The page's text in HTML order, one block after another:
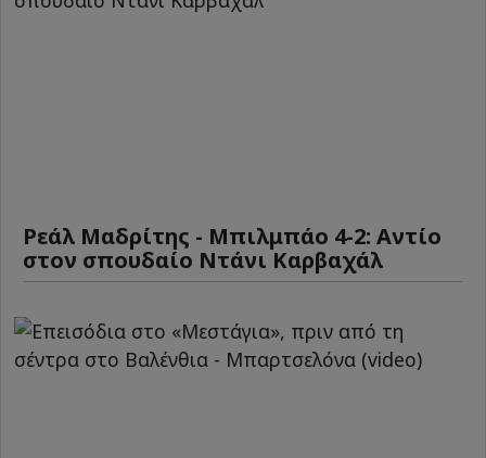
Ρεάλ Μαδρίτης - Μπιλμπάο 4-2: Αντίο
στον σπουδαίο Ντάνι Καρβαχάλ